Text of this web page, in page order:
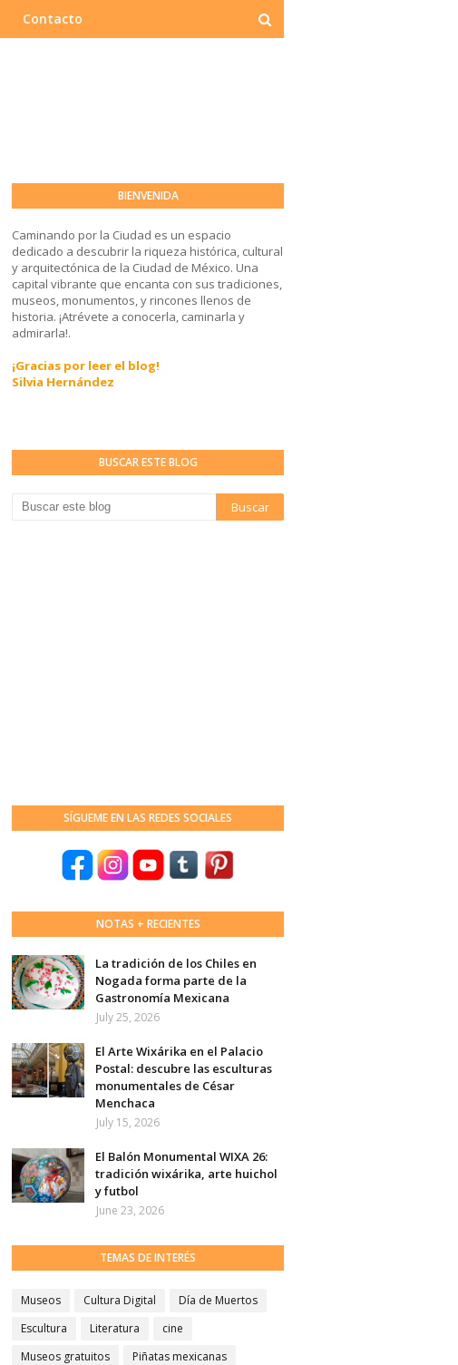
Contacto
BIENVENIDA
Caminando por la Ciudad es un espacio
dedicado a descubrir la riqueza histórica, cultural
y arquitectónica de la Ciudad de México. Una
capital vibrante que encanta con sus tradiciones,
museos, monumentos, y rincones llenos de
historia. ¡Atrévete a conocerla, caminarla y
admirarla!.
¡Gracias por leer el blog!
Silvia Hernández
BUSCAR ESTE BLOG
SÍGUEME EN LAS REDES SOCIALES
NOTAS + RECIENTES
La tradición de los Chiles en
Nogada forma parte de la
Gastronomía Mexicana
July 25, 2026
El Arte Wixárika en el Palacio
Postal: descubre las esculturas
monumentales de César
Menchaca
July 15, 2026
El Balón Monumental WIXA 26:
tradición wixárika, arte huichol
y futbol
June 23, 2026
TEMAS DE INTERÉS
Museos Cultura Digital
Día de Muertos
Escultura
Literatura
cine
Museos gratuitos
Piñatas mexicanas